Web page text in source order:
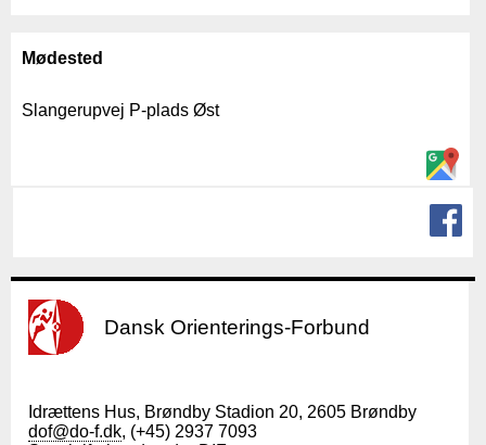
Mødested
Slangerupvej P-plads Øst
Dansk Orienterings-Forbund
Idrættens Hus, Brøndby Stadion 20, 2605 Brøndby
dof@do-f.dk, (+45) 2937 7093